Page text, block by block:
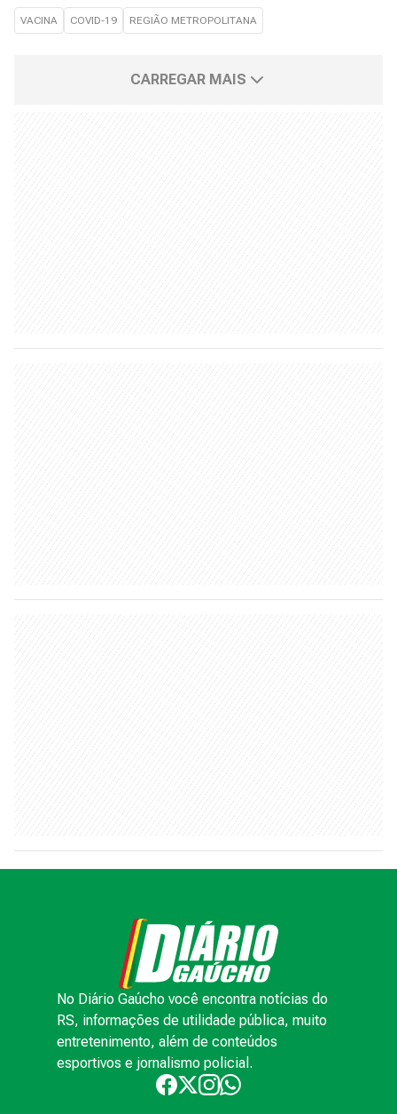
VACINA COVID-19 REGIÃO METROPOLITANA
CARREGAR MAIS
No Diário Gaúcho você encontra notícias do
RS, informações de utilidade pública, muito
entretenimento, além de conteúdos
esportivos e jornalismo policial.